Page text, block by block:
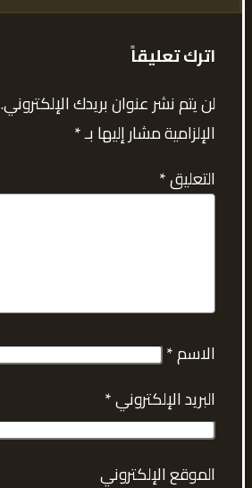
اترك تعليقاً
لن يتم نشر عنوان بريدك الإلكتروني.
الإلزامية مشار إليها بـ*
التعليق*
الاسم*
البريد الإلكتروني*
الموقع الإلكتروني